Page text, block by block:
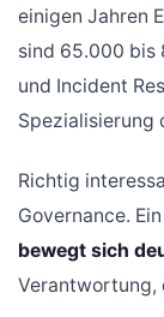
einigen Jahren
sind 65.000 bis
und Incident
Spezialisierung
Richtig
Governance. Ein
bewegt sich
Verantwortung,